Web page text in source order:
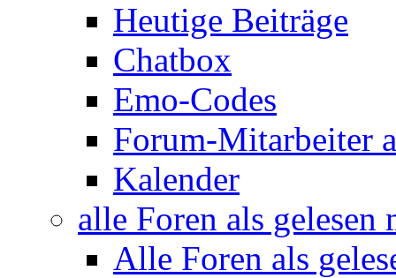
Heutige Beiträge
Chatbox
Emo-Codes
Forum-Mitarbeiter
Kalender
alle Foren als gelesen
Alle Foren als